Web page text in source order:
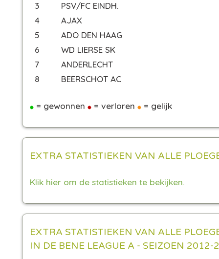
3
PSV/FC EINDH.
4
AJAX
5
ADO DEN HAAG
6
WD LIERSE SK
7
ANDERLECHT
8
BEERSCHOT AC
= gewonnen = verloren = gelijk
EXTRA STATISTIEKEN VAN ALLE
Klik hier om de statistieken te bekijken.
EXTRA STATISTIEKEN VAN ALLE
IN DE BENE LEAGUE A - SEIZOEN 2012-